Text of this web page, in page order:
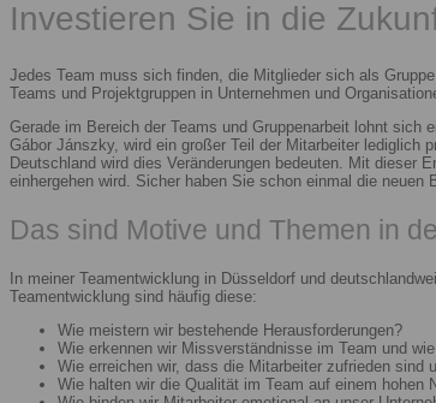
Investieren Sie in die
Jedes Team muss sich finden, die Mitglieder sich als
Teams und Projektgruppen in Unternehmen und
Gerade im Bereich der Teams und Gruppenarbeit lohnt
Gábor Jánszky, wird ein großer Teil der Mitarbeiter lediglich
Deutschland wird dies Veränderungen bedeuten. Mit dieser
einhergehen wird. Sicher haben Sie schon einmal die neuen
Das sind Motive und Themen in
In meiner Teamentwicklung in Düsseldorf und
Teamentwicklung sind häufig diese:
Wie meistern wir bestehende Herausforderungen?
Wie erkennen wir Missverständnisse im Team und
Wie erreichen wir, dass die Mitarbeiter zufrieden sind
Wie halten wir die Qualität im Team auf einem hohen